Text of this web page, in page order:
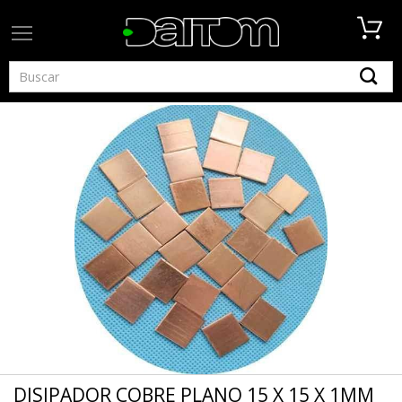
DISIPADOR COBRE PLANO 15 X 15 X 1MM